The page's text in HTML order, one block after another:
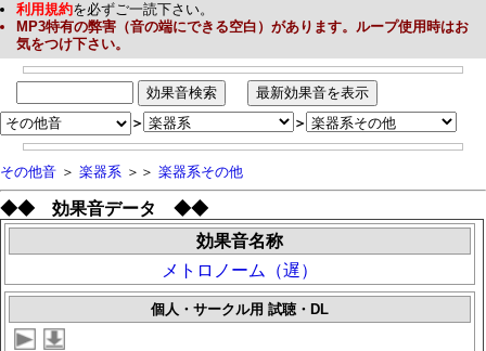
利用規約を必ずご一読下さい。
MP3特有の弊害（音の端にできる空白）があります。ループ使用時はお
気をつけ下さい。
＞ ＞
その他音 ＞ 楽器系 ＞＞ 楽器系その他
◆◆ 効果音データ ◆◆
効果音名称
メトロノーム（遅）
個人・サークル用 試聴・DL